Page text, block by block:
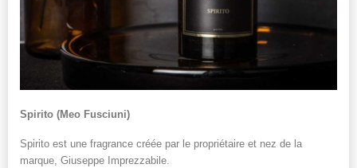
Spirito (Meo Fusciuni)
Spirito est une fragrance créée par le propriétaire et nez de la
marque, Giuseppe Imprezzabile.